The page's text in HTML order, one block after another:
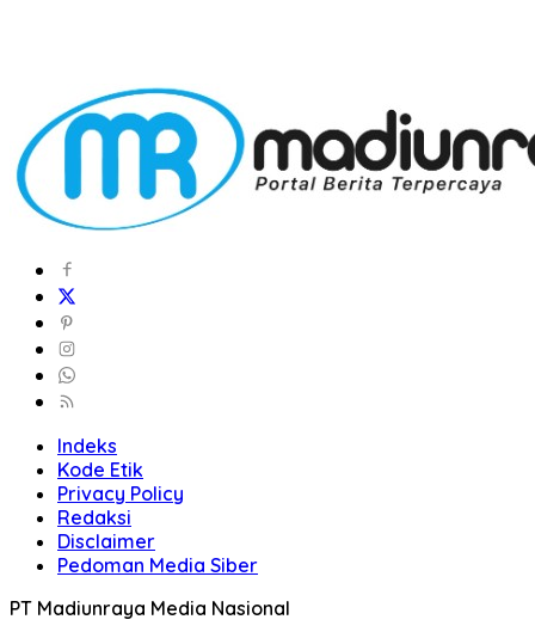
Indeks
Kode Etik
Privacy Policy
Redaksi
Disclaimer
Pedoman Media Siber
PT Madiunraya Media Nasional